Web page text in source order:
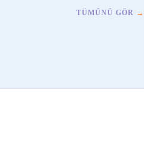
TÜMÜNÜ GÖR →